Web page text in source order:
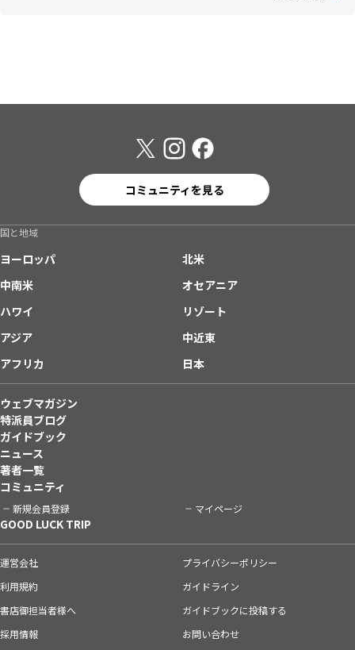
コミュニティを見る
国と地域
ヨーロッパ
北米
中南米
オセアニア
ハワイ
リゾート
アジア
中近東
アフリカ
日本
ウェブマガジン
特派員ブログ
ガイドブック
ニュース
著者一覧
コミュニティ
新規会員登録 マイページ
GOOD LUCK TRIP
運営会社
プライバシーポリシー
利用規約
ガイドライン
書店御担当者様へ
ガイドブックに投稿する
採用情報
お問い合わせ